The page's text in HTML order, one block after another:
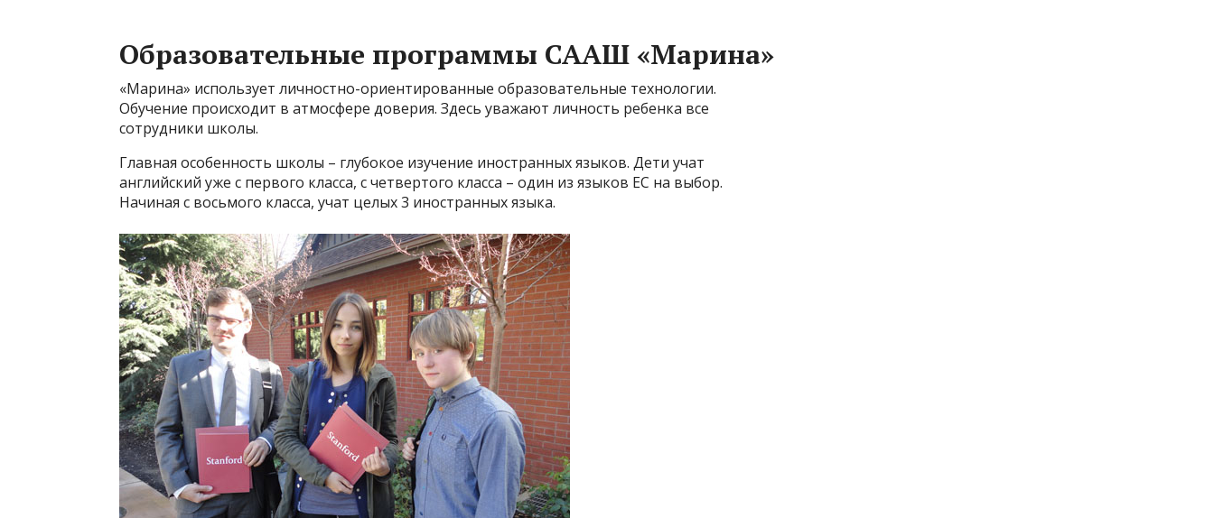
Образовательные программы СААШ «Марина»
«Марина» использует личностно-ориентированные образовательные технологии.
Обучение происходит в атмосфере доверия. Здесь уважают личность ребенка все
сотрудники школы.
Главная особенность школы – глубокое изучение иностранных языков. Дети учат
английский уже с первого класса, с четвертого класса – один из языков ЕС на выбор.
Начиная с восьмого класса, учат целых 3 иностранных языка.